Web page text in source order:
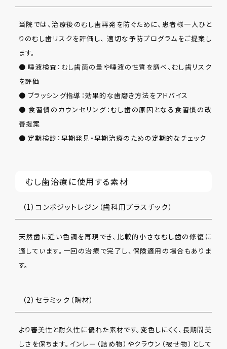
当院では、治療後のむし歯再発を防ぐために、患者様一人ひと
りのむし歯リスクを評価し、 適切な予防プログラムをご提案し
ます。
● 唾液検査：むし歯菌の量や唾液の性質を調べ、むし歯リスク
を評価
● ブラッシング指導：効果的な歯磨き方法をアドバイス
● 食習慣のカウンセリング：むし歯の原因となる食習慣の改
善提案
● 定期検診：早期発見・早期治療のための定期的なチェック
むし歯治療に使用する素材
（1）コンポジットレジン（歯科用プラスチック）
天然歯に近い色調を再現でき、比較的小さなむし歯の修復に
適しています。一回の治療で完了し、保険適用の場合もありま
す。
（2）セラミック（陶材）
より審美性と耐久性に優れた素材です。変色しにくく、長期間美
しさを保ちます。インレー（詰め物）やクラウン（被せ物）として